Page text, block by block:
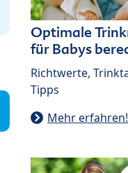
Optimale
für Babys
Richtwerte,
Tipps
Mehr erfahren!